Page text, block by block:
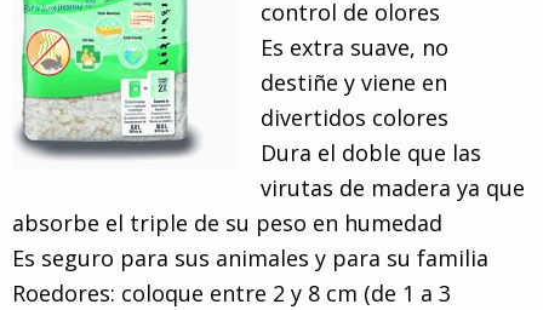
??
control de olores
Es extra suave, no
destiñe y viene en
divertidos colores
Dura el doble que las
virutas de madera ya que
absorbe el triple de su peso en humedad
Es seguro para sus animales y para su familia
Roedores: coloque entre 2 y 8 cm (de 1 a 3